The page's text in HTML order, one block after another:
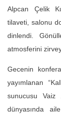
Alpcan Çelik
tilaveti, salonu
dinlendi.
atmosferini
Gecenin
yayımlanan
sunucusu Vaiz
dünyasında